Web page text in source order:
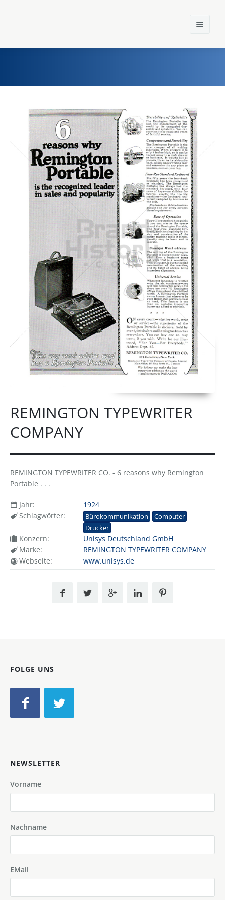
Einst und Heute
Marken
Konzerne
Epoche
REMINGTON TYPEWRITER
COMPANY
REMINGTON TYPEWRITER CO. - 6 reasons why Remington
Portable . . .
Jahr:
1924
Schlagwörter:
Bürokommunikation
Computer
Drucker
Konzern:
Unisys Deutschland GmbH
Marke:
REMINGTON TYPEWRITER COMPANY
Webseite:
www.unisys.de
FOLGE UNS
NEWSLETTER
Vorname
Nachname
EMail